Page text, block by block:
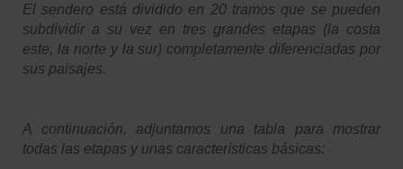
El sendero está dividido en 20 tramos que se pueden
subdividir a su vez en tres grandes etapas (la costa
este, la norte y la sur) completamente diferenciadas por
sus paisajes.
A continuación, adjuntamos una tabla para mostrar
todas las etapas y unas características básicas: